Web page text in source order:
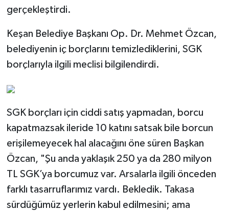
gerçekleştirdi.
Keşan Belediye Başkanı Op. Dr. Mehmet Özcan,
belediyenin iç borçlarını temizlediklerini, SGK
borçlarıyla ilgili meclisi bilgilendirdi.
SGK borçları için ciddi satış yapmadan, borcu
kapatmazsak ileride 10 katını satsak bile borcun
erişilemeyecek hal alacağını öne süren Başkan
Özcan, "Şu anda yaklaşık 250 ya da 280 milyon
TL SGK’ya borcumuz var. Arsalarla ilgili önceden
farklı tasarruflarımız vardı. Bekledik. Takasa
sürdüğümüz yerlerin kabul edilmesini; ama